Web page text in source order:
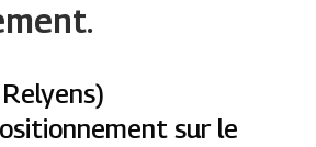
sur le